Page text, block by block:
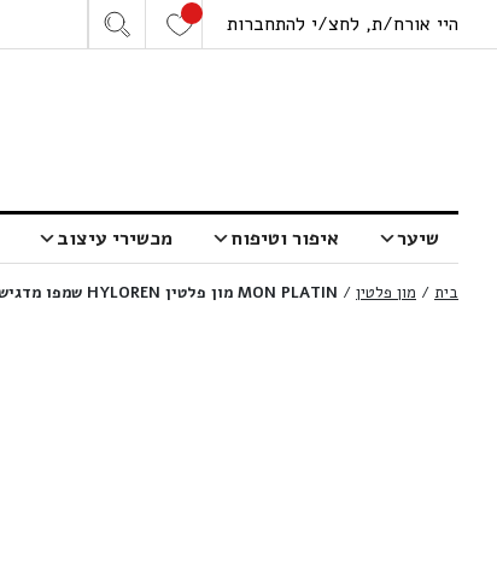
היי אורח/ת, לחצ/י להתחברות
שיער איפור וטיפוח מכשירי עיצוב
בית / מון פלטין / MON PLATIN מון פלטין HYLOREN שמפו מדגיש בלונד היילורן | 500 מ”ל